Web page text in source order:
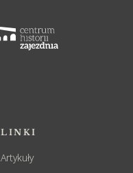
LINKI
Artykuły